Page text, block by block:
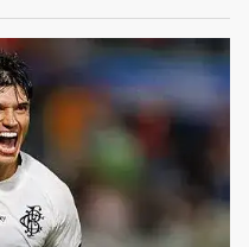
de Correa